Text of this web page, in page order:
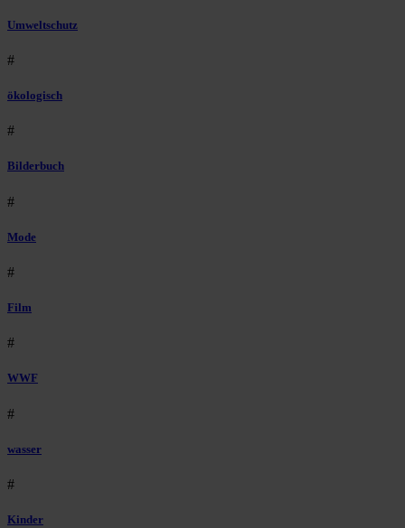
Umweltschutz
#
ökologisch
#
Bilderbuch
#
Mode
#
Film
#
WWF
#
wasser
#
Kinder